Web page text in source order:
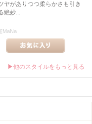
ヤがありつつ柔らかさも引き
絶妙...
MaNa
▶他のスタイルをもっと見る